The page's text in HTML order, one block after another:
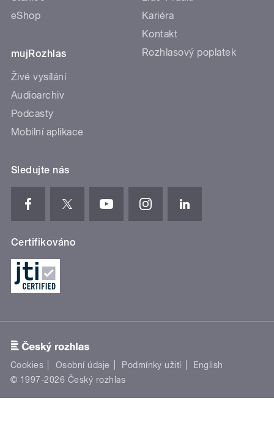
eShop
mujRozhlas
Živé vysílání
Audioarchiv
Podcasty
Mobilní aplikace
Kariéra
Kontakt
Rozhlasový poplatek
Sledujte nás
Certifikováno
Cookies Osobní údaje Podmínky užití
English
© 1997-2026 Český rozhlas